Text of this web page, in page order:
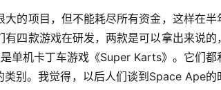
的项目，但不能耗尽所有资金，这样在半
四款游戏在研发，两款是可以拿出来说的
单机卡丁车游戏《Super Karts》。它们都
别。我觉得，以后人们谈到Space Ape的